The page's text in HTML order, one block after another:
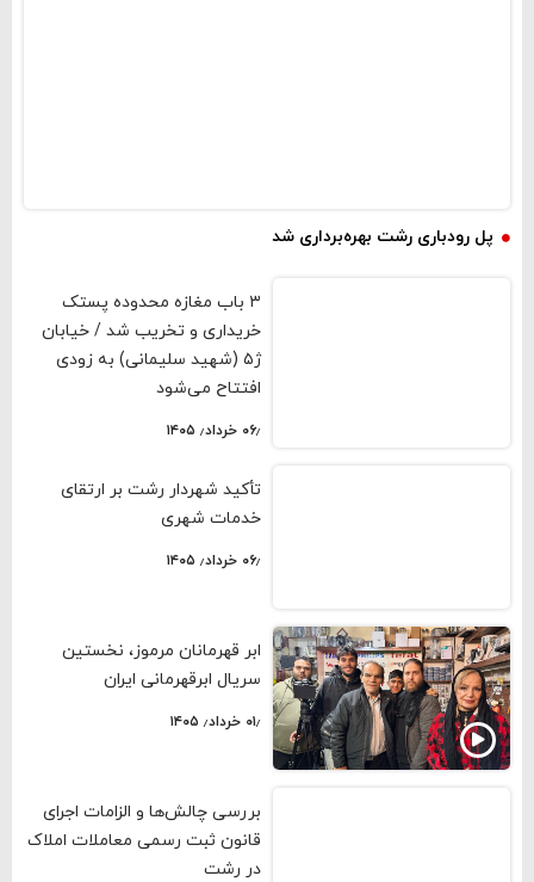
۳ باب مغازه محدوده پستک
خریداری و تخریب شد / خیابان
ژ۵ (شهید سلیمانی) به زودی
افتتاح می‌شود
۰۶٫ خرداد٫ ۱۴۰۵
تأکید شهردار رشت بر ارتقای
خدمات شهری
۰۶٫ خرداد٫ ۱۴۰۵
ابر قهرمانان مرموز، نخستین
سریال ابرقهرمانی ایران
۰۱٫ خرداد٫ ۱۴۰۵
بررسی چالش‌ها و الزامات اجرای
قانون ثبت رسمی معاملات املاک
در رشت
پل رودباری رشت بهره‌برداری شد